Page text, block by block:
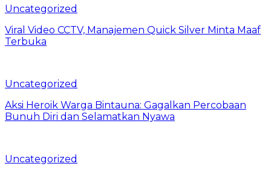
Uncategorized
Viral Video CCTV, Manajemen Quick Silver Minta Maaf
Terbuka
Uncategorized
Aksi Heroik Warga Bintauna: Gagalkan Percobaan
Bunuh Diri dan Selamatkan Nyawa
Uncategorized